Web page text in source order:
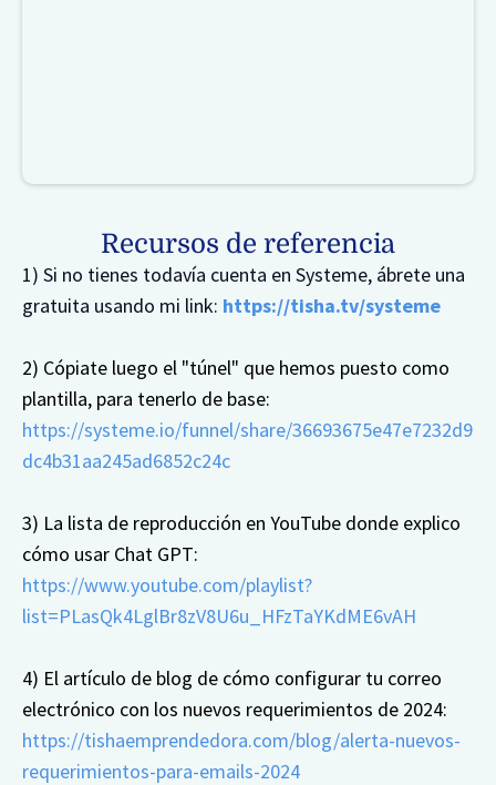
Recursos de referencia
1) Si no tienes todavía cuenta en Systeme, ábrete una
gratuita usando mi link: https://tisha.tv/systeme
2) Cópiate luego el "túnel" que hemos puesto como
plantilla, para tenerlo de base:
https://systeme.io/funnel/share/36693675e47e7232d9
dc4b31aa245ad6852c24c
3) La lista de reproducción en YouTube donde explico
cómo usar Chat GPT:
https://www.youtube.com/playlist?
list=PLasQk4LglBr8zV8U6u_HFzTaYKdME6vAH
4) El artículo de blog de cómo configurar tu correo
electrónico con los nuevos requerimientos de 2024:
https://tishaemprendedora.com/blog/alerta-nuevos-
requerimientos-para-emails-2024